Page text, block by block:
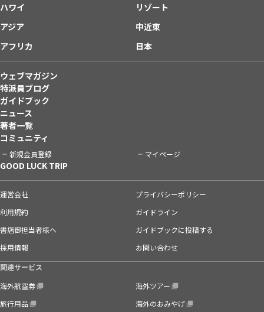
ハワイ
リゾート
アジア
中近東
アフリカ
日本
ウェブマガジン
特派員ブログ
ガイドブック
ニュース
著者一覧
コミュニティ
新規会員登録 マイページ
GOOD LUCK TRIP
運営会社
プライバシーポリシー
利用規約
ガイドライン
書店御担当者様へ
ガイドブックに投稿する
採用情報
お問い合わせ
関連サービス
海外航空券
海外ツアー
旅行用品
海外のおみやげ